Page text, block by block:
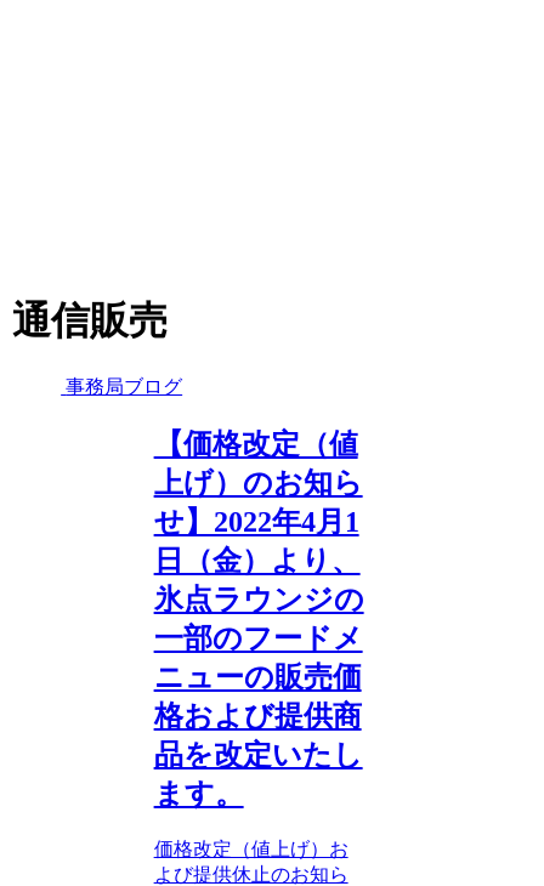
通信販売
事務局ブログ
【価格改定（値
上げ）のお知ら
せ】2022年4月1
日（金）より、
氷点ラウンジの
一部のフードメ
ニューの販売価
格および提供商
品を改定いたし
ます。
価格改定（値上げ）お
よび提供休止のお知ら